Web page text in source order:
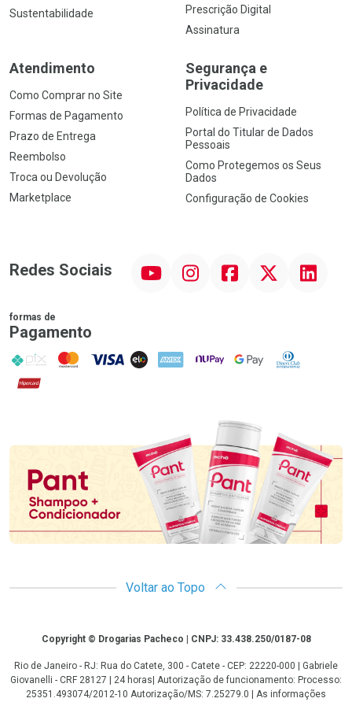
Sustentabilidade
Prescrição Digital
Assinatura
Atendimento
Como Comprar no Site
Formas de Pagamento
Prazo de Entrega
Reembolso
Troca ou Devolução
Marketplace
Segurança e
Privacidade
Política de Privacidade
Portal do Titular de Dados
Pessoais
Como Protegemos os Seus
Dados
Configuração de Cookies
Redes Sociais InstagramFacebookTwitter Linkedin
formas de
Pagamento
PIX MasterCard
VISA ELO AMEX NuPay Google PayDiners Club
Hipercard
Promoção em Destaque
Voltar ao Topo
CopyrightCopyright © Drogarias Pacheco | CNPJ: 33.438.250/0187-08
Rio de Janeiro - RJ: Rua do Catete, 300 - Catete - CEP: 22220-000 | Gabriele
Giovanelli - CRF 28127 | 24 horas| Autorização de funcionamento: Processo:
25351.493074/2012-10 Autorização/MS: 7.25279.0 | As informações